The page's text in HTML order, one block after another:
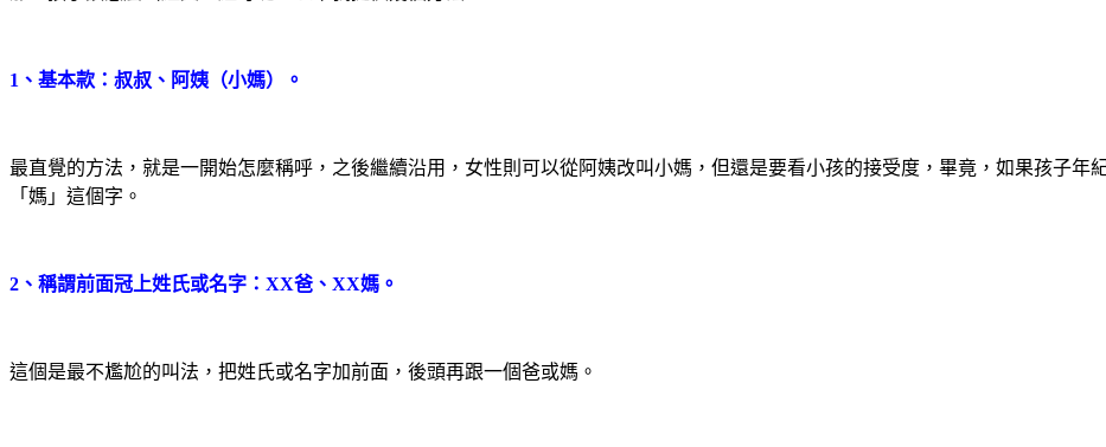
1、基本款：叔叔、阿姨（小媽）。
最直覺的方法，就是一開始怎麼稱呼，之後繼續沿用，女性則可以從阿姨改叫小媽，但還是要看小孩的接受度，畢竟，如果孩子年
「 媽 」這個字 。
2、稱謂前面冠上姓氏或名字：XX爸、XX媽。
這個是最不尷尬的叫法，把姓氏或名字加前面，後頭再跟一個爸或媽。